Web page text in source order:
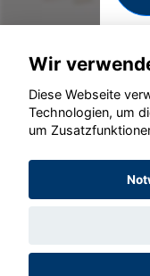
©
Wir
Diese Webseite
Technologien, um
um